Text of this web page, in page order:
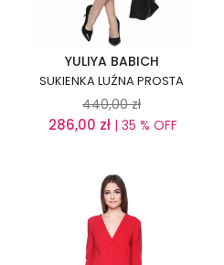
YULIYA BABICH
SUKIENKA LUŹNA PROSTA
440,00 zł
286,00 zł | 35 % OFF